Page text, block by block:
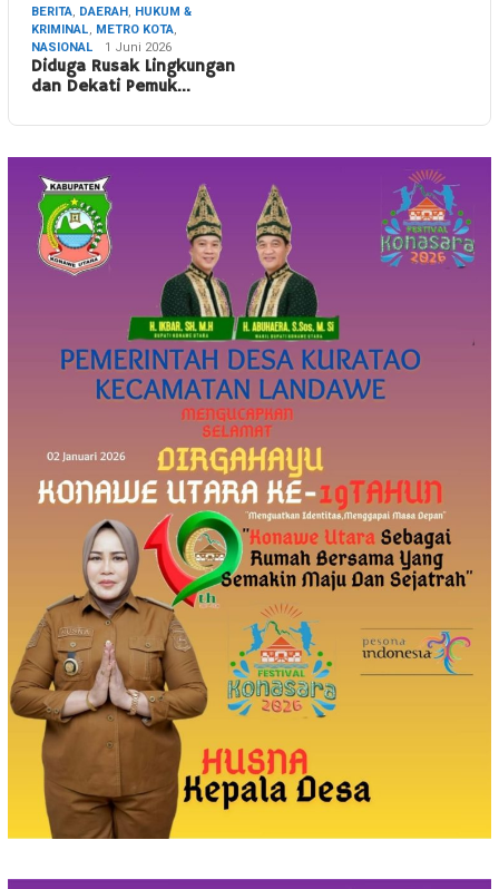
BERITA, DAERAH, HUKUM &
KRIMINAL, METRO KOTA,
NASIONAL
1 Juni 2026
Diduga Rusak Lingkungan
dan Dekati Pemuk…